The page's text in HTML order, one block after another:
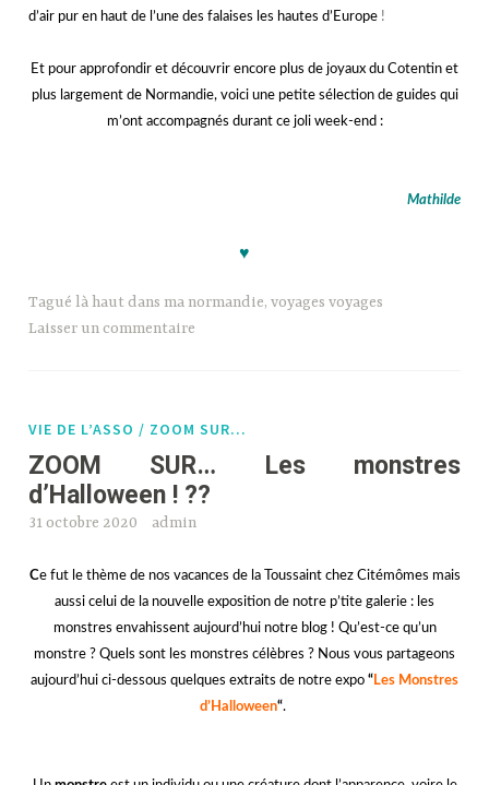
d’air pur en haut de l’une des falaises les hautes d’Europe !
Et pour approfondir et découvrir encore plus de joyaux du Cotentin et
plus largement de Normandie, voici une petite sélection de guides qui
m’ont accompagnés durant ce joli week-end :
Mathilde
♥
Taguélà haut dans ma normandie,voyages voyages
Laisser un commentaire
VIE DE L’ASSO / ZOOM SUR…
ZOOM SUR… Les monstres
d’Halloween ! ??
31 octobre 2020 admin
Ce fut le thème de nos vacances de la Toussaint chez Citémômes mais
aussi celui de la nouvelle exposition de notre p’tite galerie : les
monstres envahissent aujourd’hui notre blog ! Qu’est-ce qu’un
monstre ? Quels sont les monstres célèbres ? Nous vous partageons
aujourd’hui ci-dessous quelques extraits de notre expo “Les Monstres
d’Halloween“.